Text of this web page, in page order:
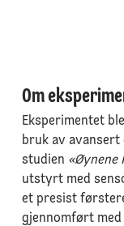
Om
Eksperimentet
bruk av
studien «Øynene
utstyrt med
et presist
gjennomført med